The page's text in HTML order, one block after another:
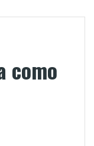
como